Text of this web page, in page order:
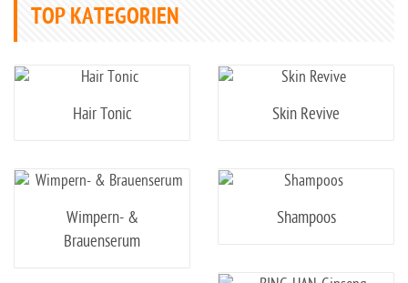
TOP KATEGORIEN
Hair Tonic Skin Revive
Wimpern- &
Brauenserum
Shampoos